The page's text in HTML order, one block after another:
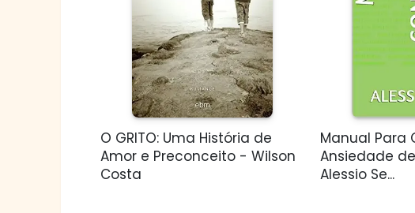
O GRITO: Uma História de
Amor e Preconceito - Wilson
Costa
Manual Para
Ansiedade
Alessio Se...